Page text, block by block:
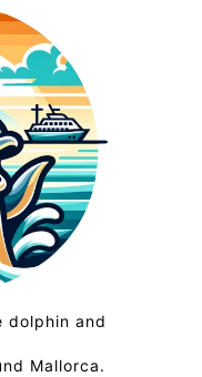
dolphin and
Mallorca.